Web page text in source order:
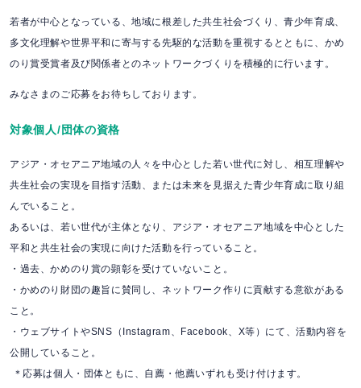
若者が中心となっている、地域に根差した共生社会づくり、青少年育成、
多文化理解や世界平和に寄与する先駆的な活動を重視するとともに、かめ
のり賞受賞者及び関係者とのネットワークづくりを積極的に行います。
みなさまのご応募をお待ちしております。
対象個人/団体の資格
アジア・オセアニア地域の人々を中心とした若い世代に対し、相互理解や
共生社会の実現を目指す活動、または未来を見据えた青少年育成に取り組
んでいること。
あるいは、若い世代が主体となり、アジア・オセアニア地域を中心とした
平和と共生社会の実現に向けた活動を行っていること。
・過去、かめのり賞の顕彰を受けていないこと。
・かめのり財団の趣旨に賛同し、ネットワーク作りに貢献する意欲がある
こと。
・ウェブサイトやSNS（Instagram、Facebook、X等）にて、活動内容を
公開していること。
＊応募は個人・団体ともに、自薦・他薦いずれも受け付けます。